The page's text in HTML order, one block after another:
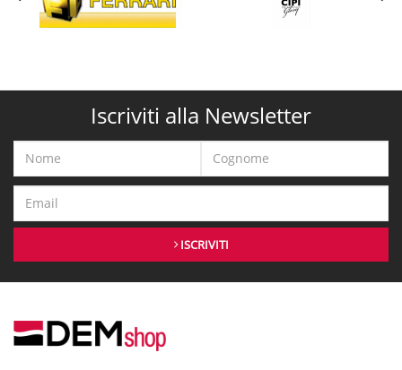
Iscriviti alla Newsletter
ISCRIVITI